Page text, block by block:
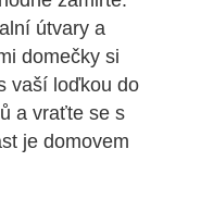
útvary a
domečky si
vaší loďkou do
a vraťte se s
je domovem